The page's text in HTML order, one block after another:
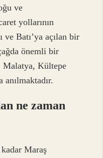
ve
yollarının
Batı’ya açılan bir
önemli bir
Malatya, Kültepe
anılmaktadır.
ne zaman
Maraş